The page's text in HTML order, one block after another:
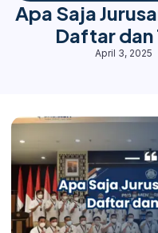
Apa Saja
Daftar dan
April 3, 2025